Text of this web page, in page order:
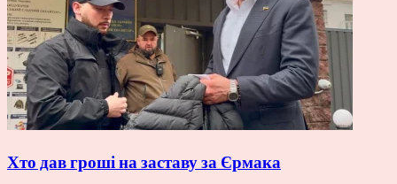
Хто дав гроші на заставу за Єрмака